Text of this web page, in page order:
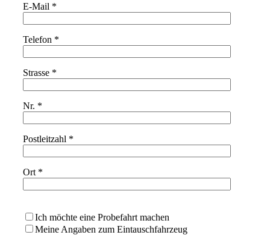
E-Mail *
Telefon *
Strasse *
Nr. *
Postleitzahl *
Ort *
Ich möchte eine Probefahrt machen
Meine Angaben zum Eintauschfahrzeug